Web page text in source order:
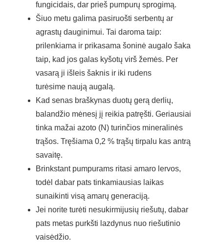
fungicidais, dar prieš pumpurų sprogimą.
Šiuo metu galima pasiruošti serbentų ar
agrastų dauginimui. Tai daroma taip:
prilenkiama ir prikasama šoninė augalo šaka
taip, kad jos galas kyšotų virš žemės. Per
vasarą ji išleis šaknis ir iki rudens
turėsime naują augalą.
Kad senas braškynas duotų gerą derlių,
balandžio mėnesį jį reikia patręšti. Geriausiai
tinka mažai azoto (N) turinčios mineralinės
trąšos. Tręšiama 0,2 % trąšų tirpalu kas antrą
savaitę.
Brinkstant pumpurams ritasi amaro lervos,
todėl dabar pats tinkamiausias laikas
sunaikinti visą amarų generaciją.
Jei norite turėti nesukirmijusių riešutų, dabar
pats metas purkšti lazdynus nuo riešutinio
vaisėdžio.